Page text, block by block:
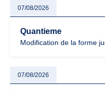
07/08/2026
Quantieme
Modification de la forme
07/08/2026